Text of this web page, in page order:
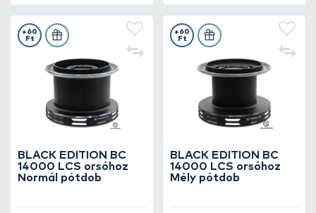
BLACK EDITION BC
14000 LCS orsóhoz
Normál pótdob
+60
Ft
BLACK EDITION BC
14000 LCS orsóhoz
Mély pótdob
+60
Ft